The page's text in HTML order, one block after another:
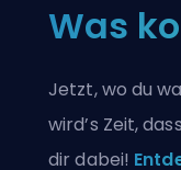
Was
Jetzt, wo du
wird’s Zeit,
dir dabei!